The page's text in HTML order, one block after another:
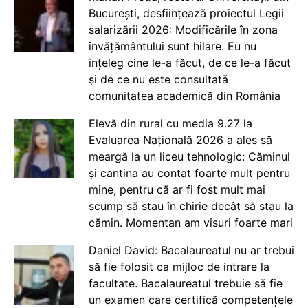
București, desființează proiectul Legii
salarizării 2026: Modificările în zona
învățământului sunt hilare. Eu nu
înțeleg cine le-a făcut, de ce le-a făcut
și de ce nu este consultată
comunitatea academică din România
Elevă din rural cu media 9.27 la
Evaluarea Națională 2026 a ales să
meargă la un liceu tehnologic: Căminul
și cantina au contat foarte mult pentru
mine, pentru că ar fi fost mult mai
scump să stau în chirie decât să stau la
cămin. Momentan am visuri foarte mari
Daniel David: Bacalaureatul nu ar trebui
să fie folosit ca mijloc de intrare la
facultate. Bacalaureatul trebuie să fie
un examen care certifică competențele